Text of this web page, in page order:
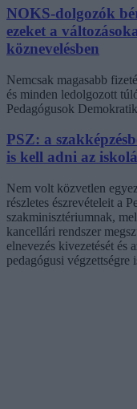
NOKS-dolgozók
ezeket a
köznevelésben
Nemcsak magasabb
és minden ledolgozott
Pedagógusok
PSZ: a
is kell adni az
Nem volt közvetlen
részletes észrevételeit a
szakminisztériumnak,
kancellári rendszer
elnevezés kivezetését és
pedagógusi végzettségre